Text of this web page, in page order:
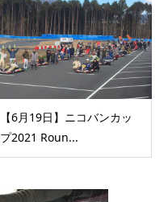
【6月19日】ニコバンカッ
プ2021 Roun...